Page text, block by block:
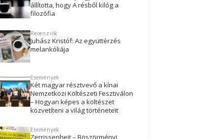
állította, hogy A résből kilóg a
filozófia
Recenziók
Juhász Kristóf: Az együttérzés
melankóliája
Események
Két magyar résztvevő a kínai
Nemzetközi Költészeti Fesztiválon
– Hogyan képes a költészet
közvetíteni a világ történeteit
Események
Zerrissenheit – Böszörményi